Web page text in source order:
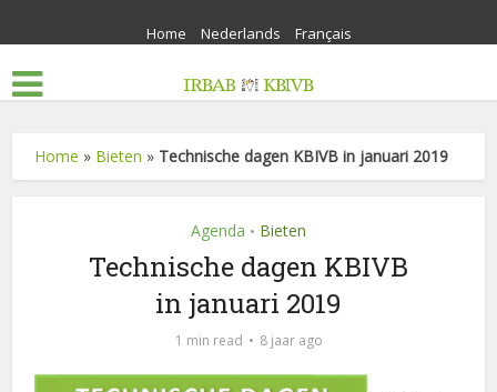
Home Nederlands Français
Home » Bieten » Technische dagen KBIVB in januari 2019
Agenda • Bieten
Technische dagen KBIVB
in januari 2019
1 min read 8 jaar ago